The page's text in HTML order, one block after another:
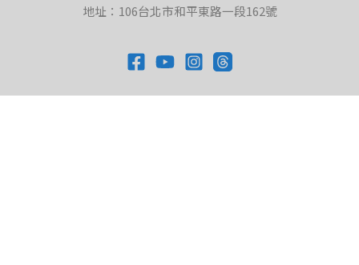
地址：106台北市和平東路一段162號